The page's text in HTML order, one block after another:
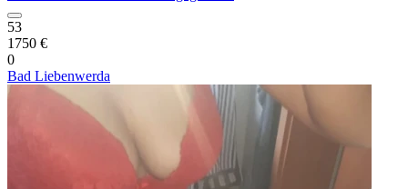
53
1750 €
0
Bad Liebenwerda